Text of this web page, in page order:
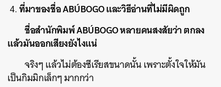
ที่มาของชื่อ ABÚBOGO และวิธีอ่านที่ไม่มีผิดถูก
ชื่อสำนักพิมพ์ ABÚBOGO หลายคนสงสัยว่า ตกลง
แล้วมันออกเสียงยังไงแน่
จริงๆ แล้วไม่ต้องซีเรียสขนาดนั้น เพราะตั้งใจให้มัน
เป็นกิมมิกเล็กๆ มากกว่า